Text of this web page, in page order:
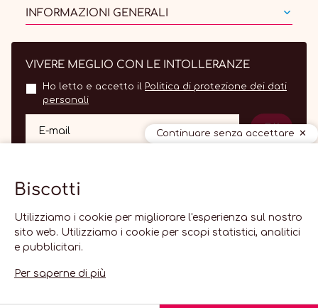
INFORMAZIONI GENERALI
VIVERE MEGLIO CON LE INTOLLERANZE
Ho letto e accetto il Politica di protezione dei dati
personali
E-mail OK
Continuare senza accettare
Biscotti
Utilizziamo i cookie per migliorare l'esperienza sul nostro
sito web. Utilizziamo i cookie per scopi statistici, analitici
e pubblicitari.
Per saperne di più